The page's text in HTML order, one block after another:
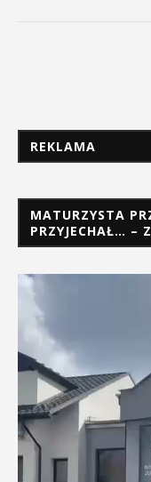
REKLAMA
MATURZYSTA
PRZYJECHAŁ… –
Odtwarzacz